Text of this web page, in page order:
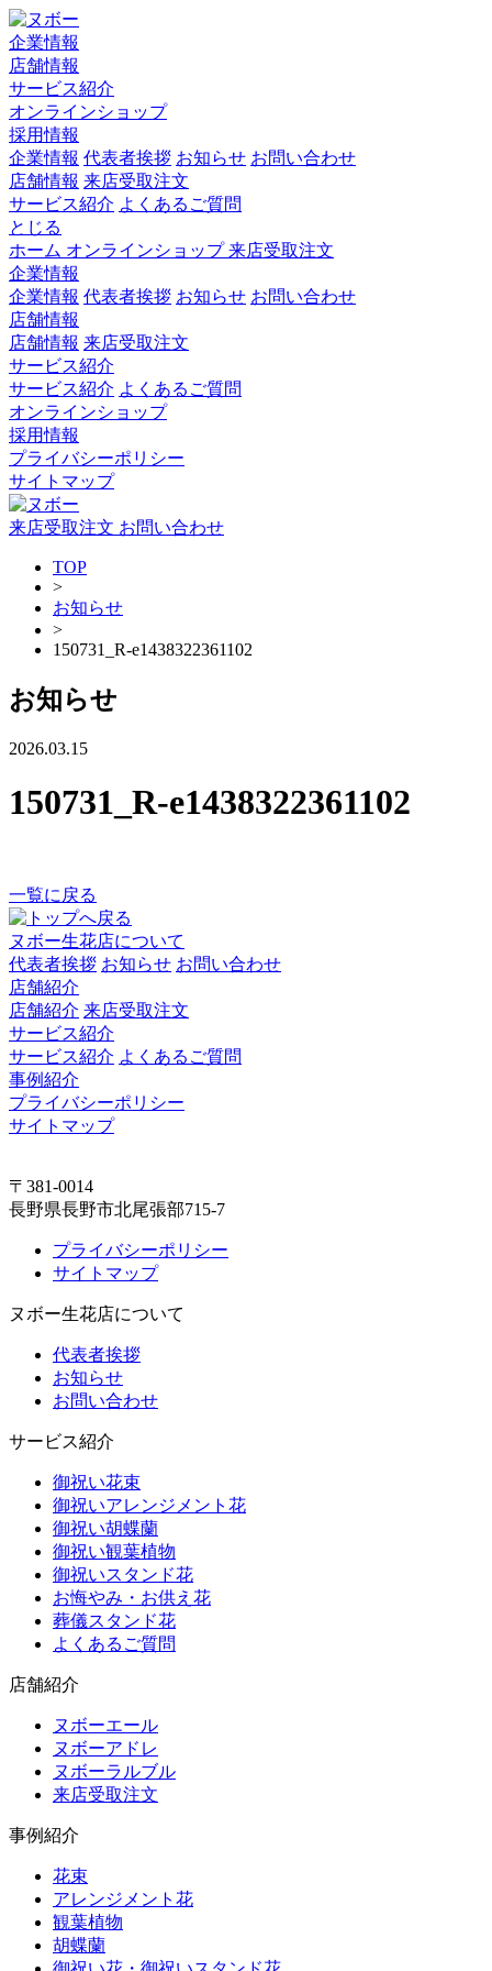
企業情報
店舗情報
サービス紹介
オンラインショップ
採用情報
企業情報 代表者挨拶 お知らせ お問い合わせ
店舗情報 来店受取注文
サービス紹介 よくあるご質問
とじる
ホーム オンラインショップ来店受取注文
企業情報
企業情報 代表者挨拶 お知らせ お問い合わせ
店舗情報
店舗情報 来店受取注文
サービス紹介
サービス紹介 よくあるご質問
オンラインショップ
採用情報
プライバシーポリシー
サイトマップ
来店受取注文 お問い合わせ
TOP
>
お知らせ
>
150731_R-e1438322361102
お知らせ
2026.03.15
150731_R-e1438322361102
一覧に戻る
ヌボー生花店について
代表者挨拶 お知らせ お問い合わせ
店舗紹介
店舗紹介 来店受取注文
サービス紹介
サービス紹介 よくあるご質問
事例紹介
プライバシーポリシー
サイトマップ
〒381-0014
長野県長野市北尾張部715-7
プライバシーポリシー
サイトマップ
ヌボー生花店について
代表者挨拶
お知らせ
お問い合わせ
サービス紹介
御祝い花束
御祝いアレンジメント花
御祝い胡蝶蘭
御祝い観葉植物
御祝いスタンド花
お悔やみ・お供え花
葬儀スタンド花
よくあるご質問
店舗紹介
ヌボーエール
ヌボーアドレ
ヌボーラルブル
来店受取注文
事例紹介
花束
アレンジメント花
観葉植物
胡蝶蘭